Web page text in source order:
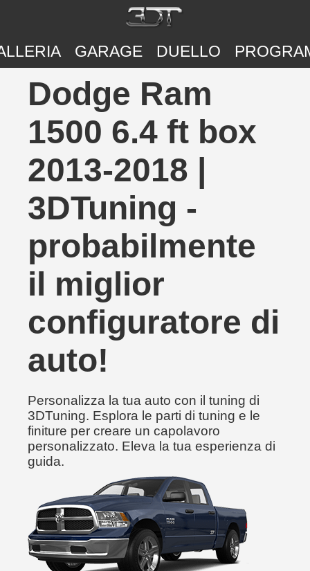
GARAGE DUELLO
Dodge Ram
1500 6.4 ft box
2013-2018 |
3DTuning -
probabilmente
il miglior
configuratore di
auto!
Personalizza la tua auto con il tuning di
3DTuning. Esplora le parti di tuning e le
finiture per creare un capolavoro
personalizzato. Eleva la tua esperienza di
guida.